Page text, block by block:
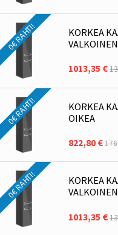
0€ RAHTI!
KORKEA
1013,35 €
0€ RAHTI!
KORKEA
OIKEA
822,80 €
0€ RAHTI!
KORKEA
1013,35 €